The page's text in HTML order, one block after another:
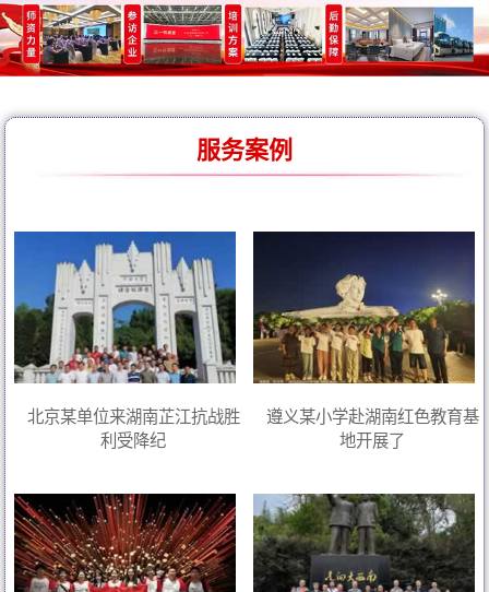
服务案例
北京某单位来湖南芷江抗战胜
利受降纪
遵义某小学赴湖南红色教育基
地开展了